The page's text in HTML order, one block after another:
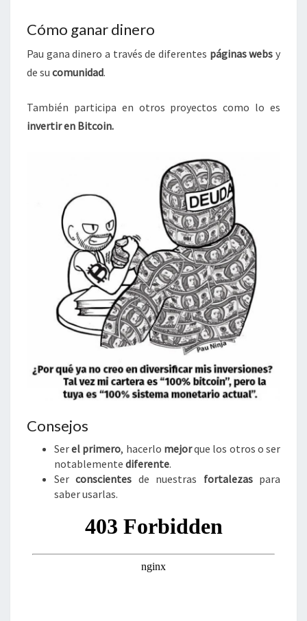
Cómo ganar dinero
Pau gana dinero a través de diferentes páginas webs y
de su comunidad.
También participa en otros proyectos como lo es
invertir en Bitcoin.
Consejos
Serel primero, hacerlo mejorque los otros o ser
notablemente diferente.
Serconscientes de nuestras fortalezaspara
saber usarlas.